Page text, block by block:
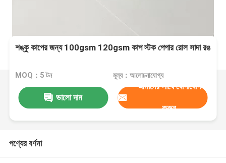
শঙ্কু কাপের জন্য 100gsm 120gsm কাপ স্টক পেপার রোল সাদা রঙ
MOQ：5 টন মূল্য：আলোচনাযোগ্য
ভালো দাম
আমাদের সাথে যোগাযোগ
করুন
পণ্যের বর্ণনা